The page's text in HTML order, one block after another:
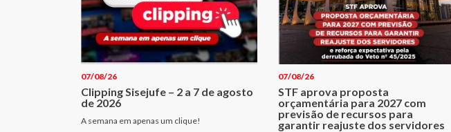
07/08/26
Clipping Sisejufe – 2 a 7 de agosto
de 2026
A semana em apenas um clique!
07/08/26
STF aprova proposta
orçamentária para 2027 com
previsão de recursos para
garantir reajuste dos servidores